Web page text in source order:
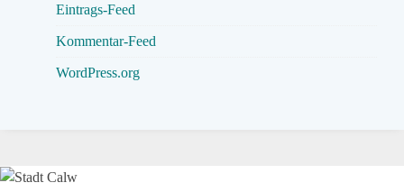
Eintrags-Feed
Kommentar-Feed
WordPress.org